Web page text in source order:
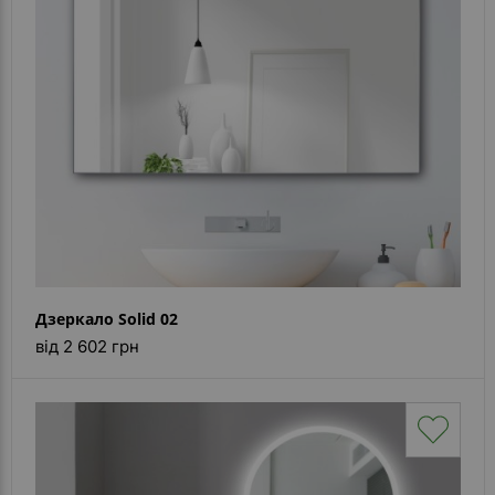
Дзеркало Solid 02
від 2 602 грн